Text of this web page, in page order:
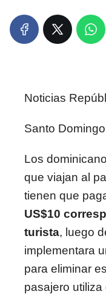
Noticias
Santo
Los
que viajan al
tienen que
US$10
turista, luego
implementara
para eliminar
pasajero